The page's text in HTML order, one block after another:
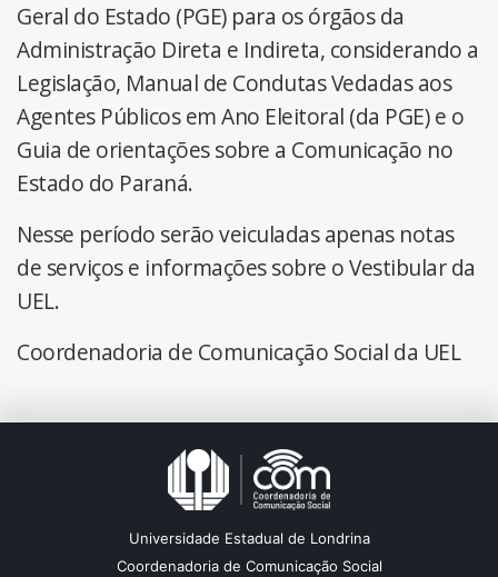
Geral do Estado (PGE) para os órgãos da
Administração Direta e Indireta, considerando a
Legislação, Manual de Condutas Vedadas aos
Agentes Públicos em Ano Eleitoral (da PGE) e o
Guia de orientações sobre a Comunicação no
Estado do Paraná.
Nesse período serão veiculadas apenas notas
de serviços e informações sobre o Vestibular da
UEL.
Coordenadoria de Comunicação Social da UEL
Universidade Estadual de Londrina
Coordenadoria de Comunicação Social